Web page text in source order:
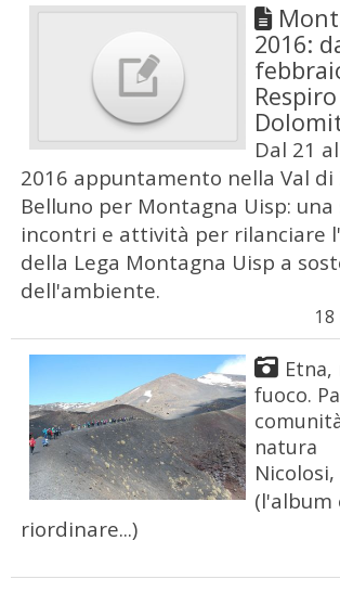
2016:
Dal 21
2016 appuntamento nella Val di
Belluno per Montagna Uisp:
incontri e attività per rilanciare
della Lega Montagna Uisp a
dell'ambiente.
fuoco.
natura
(l'album
riordinare...)